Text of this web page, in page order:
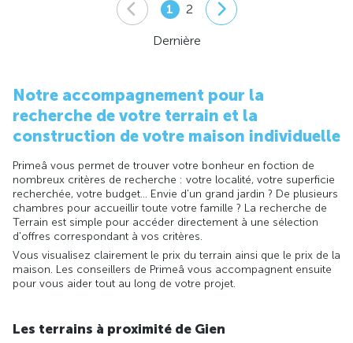
1 2
Dernière
Notre accompagnement pour la
recherche de votre terrain et la
construction de votre maison individuelle
Primeâ vous permet de trouver votre bonheur en foction de
nombreux critères de recherche : votre localité, votre superficie
recherchée, votre budget... Envie d'un grand jardin ? De plusieurs
chambres pour accueillir toute votre famille ? La recherche de
Terrain est simple pour accéder directement à une sélection
d'offres correspondant à vos critères.
Vous visualisez clairement le prix du terrain ainsi que le prix de la
maison. Les conseillers de Primeâ vous accompagnent ensuite
pour vous aider tout au long de votre projet.
Les terrains à proximité de Gien